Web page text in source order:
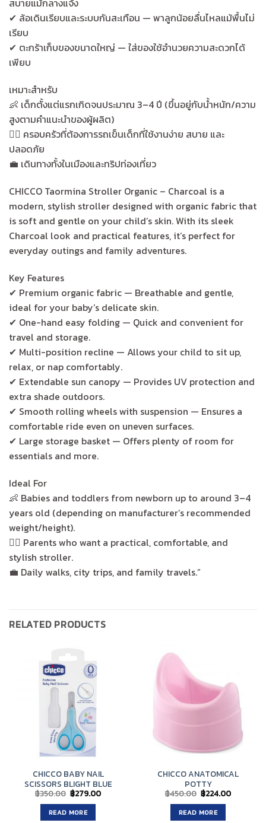
สบายแม้กลางแจ้ง
✔ ล้อเดินเรียบและระบบกันสะเทือน — พาลูกน้อยลื่นไหลแม้พื้นไม่
เรียบ
✔ ตะกร้าเก็บของขนาดใหญ่ — ใส่ของใช้อำนวยความสะดวกได้
เพียบ
เหมาะสำหรับ
👶 เด็กตั้งแต่แรกเกิดจนประมาณ 3–4 ปี (ขึ้นอยู่กับน้ำหนัก/ความ
สูงตามคำแนะนำของผู้ผลิต)
🚶‍♂️ ครอบครัวที่ต้องการรถเข็นเด็กที่ใช้งานง่าย สบาย และ
ปลอดภัย
💼 เดินทางทั้งในเมืองและทริปท่องเที่ยว
CHICCO Taormina Stroller Organic – Charcoal is a
modern, stylish stroller designed with organic fabric that
is soft and gentle on your child’s skin. With its sleek
Charcoal look and practical features, it’s perfect for
everyday outings and family adventures.
Key Features
✔ Premium organic fabric — Breathable and gentle,
ideal for your baby’s delicate skin.
✔ One-hand easy folding — Quick and convenient for
travel and storage.
✔ Multi-position recline — Allows your child to sit up,
relax, or nap comfortably.
✔ Extendable sun canopy — Provides UV protection and
extra shade outdoors.
✔ Smooth rolling wheels with suspension — Ensures a
comfortable ride even on uneven surfaces.
✔ Large storage basket — Offers plenty of room for
essentials and more.
Ideal For
👶 Babies and toddlers from newborn up to around 3–4
years old (depending on manufacturer’s recommended
weight/height).
🚶‍♂️ Parents who want a practical, comfortable, and
stylish stroller.
💼 Daily walks, city trips, and family travels.”
RELATED PRODUCTS
CHICCO BABY NAIL
SCISSORS BLIGHT BLUE
฿350.00 Original
price
was:
฿350.00.
฿279.00Current
READ MORE
CHICCO ANATOMICAL
POTTY
฿450.00 Original
price
was:
฿450.00.
฿224.00Current
READ MORE